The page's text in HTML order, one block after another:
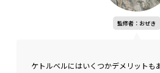
監修者：おぜき
ケトルベルにはいくつかデメリットも